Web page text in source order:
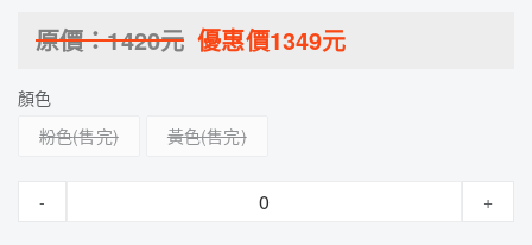
原價：1420元 優惠價1349元
顏色
粉色
黃色
- +